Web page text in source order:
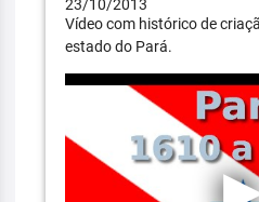
23/10/2013
Vídeo com histórico de
estado do Pará.